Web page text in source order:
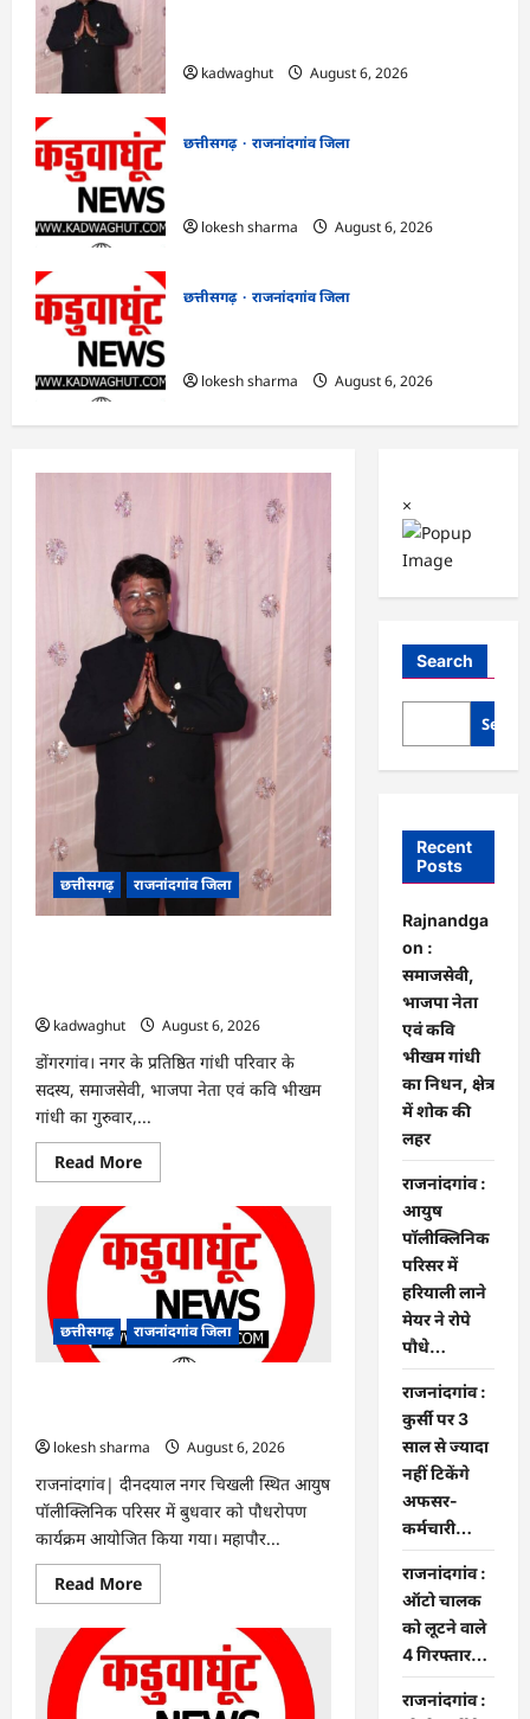
kadwaghut
August 6, 2026
छत्तीसगढ़
राजनांदगांव जिला
lokesh sharma
August 6, 2026
छत्तीसगढ़
राजनांदगांव जिला
lokesh sharma
August 6, 2026
छत्तीसगढ़ राजनांदगांव जिला
kadwaghut
August 6, 2026
डोंगरगांव। नगर के प्रतिष्ठित गांधी परिवार के
सदस्य, समाजसेवी, भाजपा नेता एवं कवि भीखम
गांधी का गुरुवार,...
Read MoreRead
more
Rajnandgaon
समाजसेवी,
भाजपा
नेता
एवं
कवि
भीखम
गांधी
की
लहर
छत्तीसगढ़ राजनांदगांव जिला
lokesh sharma
August 6, 2026
राजनांदगांव| दीनदयाल नगर चिखली स्थित आयुष
पॉलीक्लिनिक परिसर में बुधवार को पौधरोपण
कार्यक्रम आयोजित किया गया। महापौर...
Read MoreRead
more
:
आयुष
पॉलीक्लिनिक
परिसर
×
Search
Recent
Posts
Rajnandga
on :
समाजसेवी,
भाजपा नेता
एवं कवि
भीखम गांधी
का निधन, क्षेत्र
में शोक की
लहर
राजनांदगांव :
आयुष
पॉलीक्लिनिक
परिसर में
हरियाली लाने
मेयर ने रोपे
पौधे…
राजनांदगांव :
कुर्सी पर 3
साल से ज्यादा
नहीं टिकेंगे
अफसर-
कर्मचारी…
राजनांदगांव :
ऑटो चालक
को लूटने वाले
4 गिरफ्तार…
राजनांदगांव :